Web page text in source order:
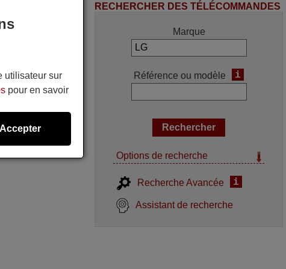
RECHERCHER DES TÉLÉCOMMANDES
Marque
Référence ou modèle i
Options de recherche
Recherche Avancée i
Assistant de recherche
utilisateur sur
pour en savoir
Accepter